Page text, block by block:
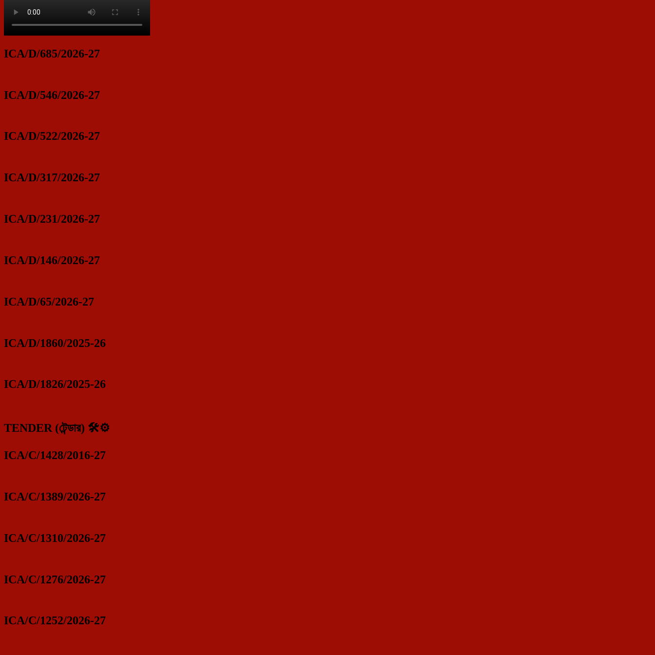
ICA/D/685/2026-27
ICA/D/546/2026-27
ICA/D/522/2026-27
ICA/D/317/2026-27
ICA/D/231/2026-27
ICA/D/146/2026-27
ICA/D/65/2026-27
ICA/D/1860/2025-26
ICA/D/1826/2025-26
TENDER (টেন্ডার) 🛠️⚙️
ICA/C/1428/2016-27
ICA/C/1389/2026-27
ICA/C/1310/2026-27
ICA/C/1276/2026-27
ICA/C/1252/2026-27